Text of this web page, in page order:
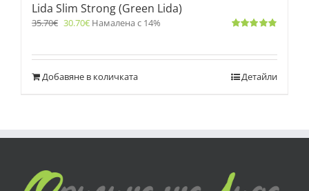
Lida Slim Strong (Green Lida)
35.70€ 30.70€ Намалена с 14%
Добавяне в количката Детайли